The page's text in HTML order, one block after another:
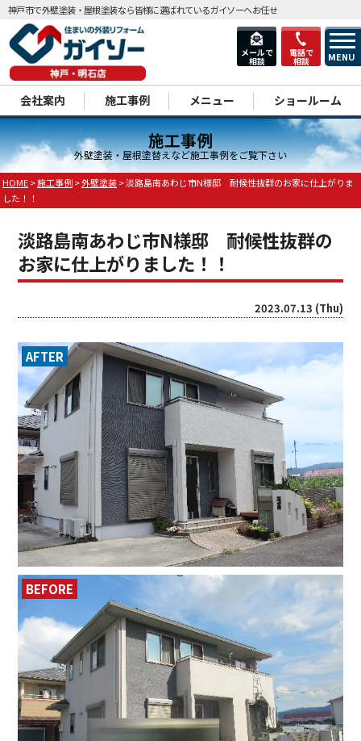
メールで
相談
電話で
相談 MENU
神戸市で外壁塗装・屋根塗装なら皆様に選ばれているガイソーへお任せ
会社案内 施工事例 メニュー ショールーム
施工事例
外壁塗装・屋根塗替えなど施工事例をご覧下さい
HOME>施工事例>外壁塗装>淡路島南あわじ市N様邸 耐候性抜群のお家に仕上がりま
した！！
淡路島南あわじ市N様邸 耐候性抜群の
お家に仕上がりました！！
2023.07.13 (Thu)
AFTER
BEFORE